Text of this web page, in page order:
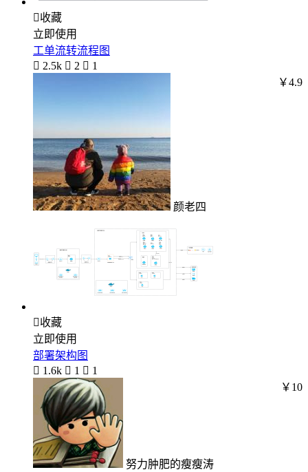
收藏
立即使用
工单流转流程图
 2.5k  2  1
颜老四
￥4.9
收藏
立即使用
部署架构图
 1.6k  1  1
努力肿肥的瘦瘦涛
￥10